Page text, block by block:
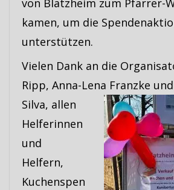
von Blatzheim zum Pfarrer-
kamen, um die
unterstützen.
Vielen Dank an die
Ripp, Anna-Lena Franzke und
Silva, allen
Helferinnen
und
Helfern,
Kuchenspen